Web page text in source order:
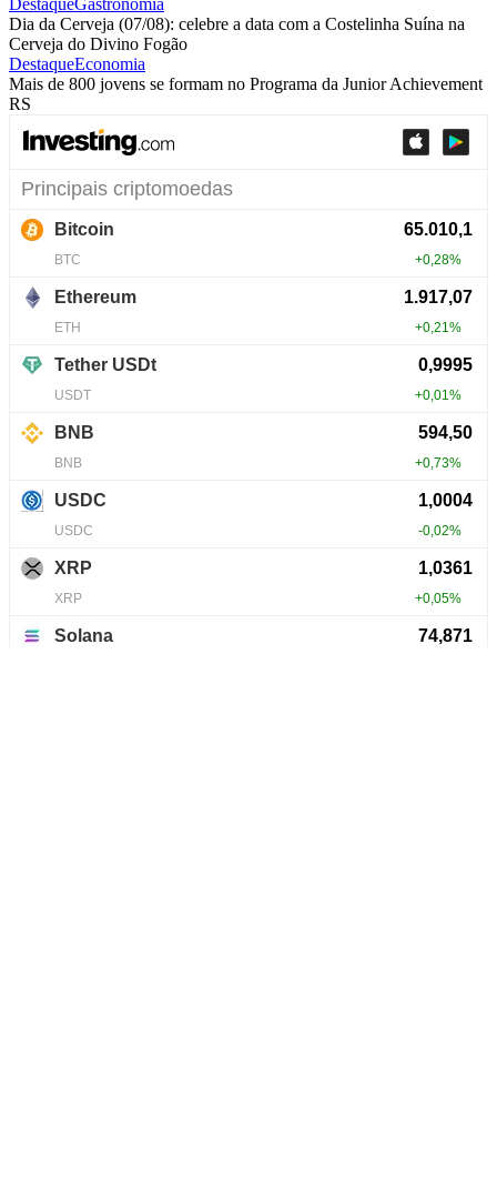
DestaqueGastronomia
Dia da Cerveja (07/08): celebre a data com a Costelinha Suína na
Cerveja do Divino Fogão
DestaqueEconomia
Mais de 800 jovens se formam no Programa da Junior Achievement
RS